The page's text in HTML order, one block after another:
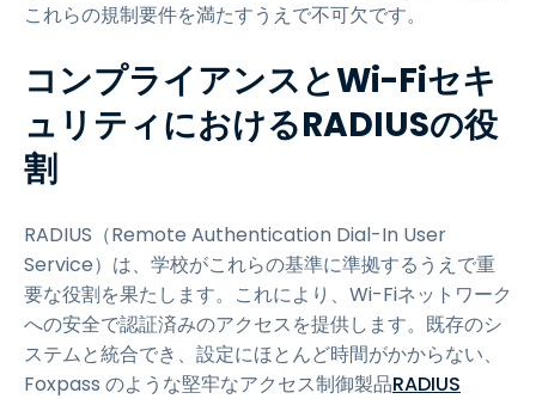
これらの規制要件を満たすうえで不可欠です。
コンプライアンスとWi-Fiセキ
ュリティにおけるRADIUSの役
割
RADIUS（Remote Authentication Dial-In User
Service）は、学校がこれらの基準に準拠するうえで重
要な役割を果たします。これにより、Wi-Fiネットワーク
への安全で認証済みのアクセスを提供します。既存のシ
ステムと統合でき、設定にほとんど時間がかからない、
Foxpass のような堅牢なアクセス制御製品RADIUS